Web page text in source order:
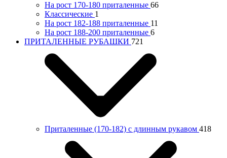
На рост 170-180 приталенные 66
Классические 1
На рост 182-188 приталенные 11
На рост 188-200 приталенные 6
ПРИТАЛЕННЫЕ РУБАШКИ 721
Приталенные (170-182) с длинным рукавом 418